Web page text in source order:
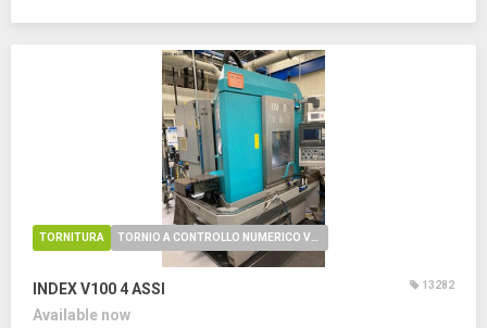
TORNITURA
INDEX V1004 ASSI 13282
Available now